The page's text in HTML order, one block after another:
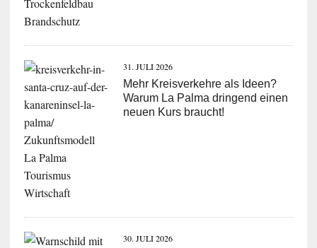
31. JULI 2026
Mehr Kreisverkehre als Ideen?
Warum La Palma dringend einen
neuen Kurs braucht!
30. JULI 2026